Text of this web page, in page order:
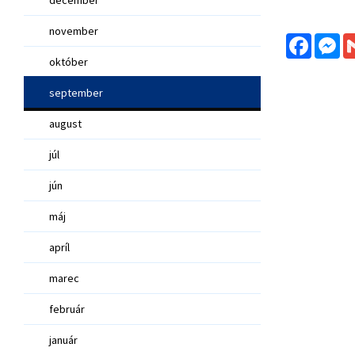
november
október
september
august
júl
jún
máj
apríl
marec
február
január